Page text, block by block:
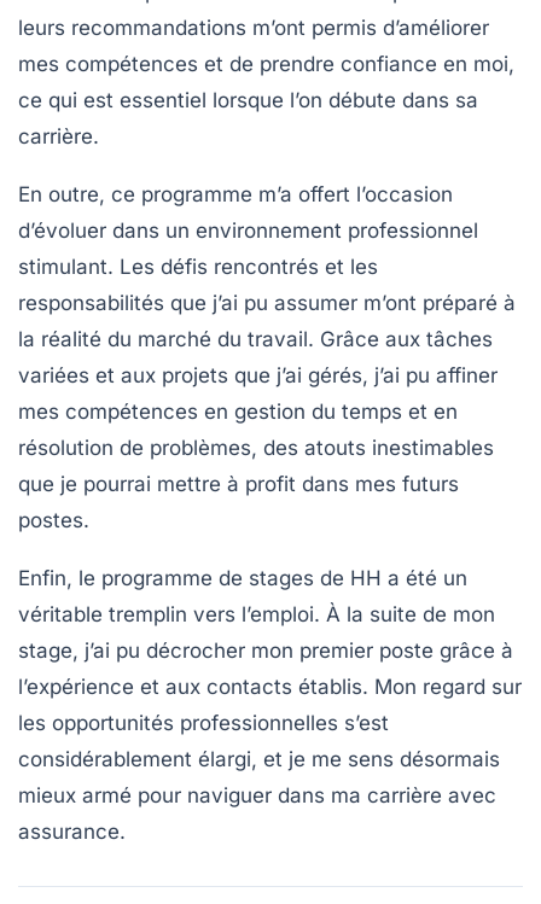
leurs recommandations m’ont permis d’améliorer
mes compétences et de prendre confiance en moi,
ce qui est essentiel lorsque l’on débute dans sa
carrière.
En outre, ce programme m’a offert l’occasion
d’évoluer dans un environnement professionnel
stimulant. Les défis rencontrés et les
responsabilités que j’ai pu assumer m’ont préparé à
la réalité du marché du travail. Grâce aux tâches
variées et aux projets que j’ai gérés, j’ai pu affiner
mes compétences en gestion du temps et en
résolution de problèmes, des atouts inestimables
que je pourrai mettre à profit dans mes futurs
postes.
Enfin, le programme de stages de HH a été un
véritable tremplin vers l’emploi. À la suite de mon
stage, j’ai pu décrocher mon premier poste grâce à
l’expérience et aux contacts établis. Mon regard sur
les opportunités professionnelles s’est
considérablement élargi, et je me sens désormais
mieux armé pour naviguer dans ma carrière avec
assurance.